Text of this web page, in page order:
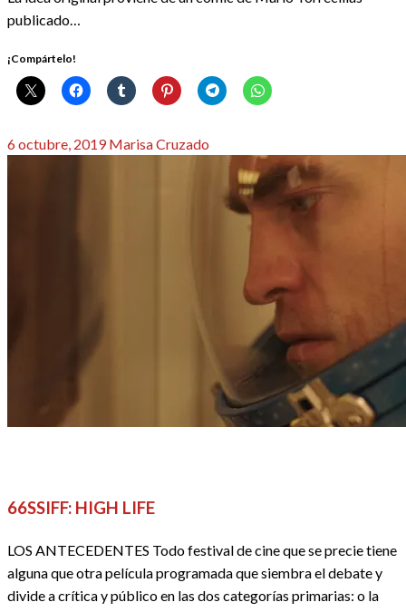
publicado…
¡Compártelo!
Publicado
6 octubre, 2019 Marisa Cruzado
66SSIFF: HIGH LIFE
LOS ANTECEDENTES Todo festival de cine que se precie tiene
alguna que otra película programada que siembra el debate y
divide a crítica y público en las dos categorías primarias: o la